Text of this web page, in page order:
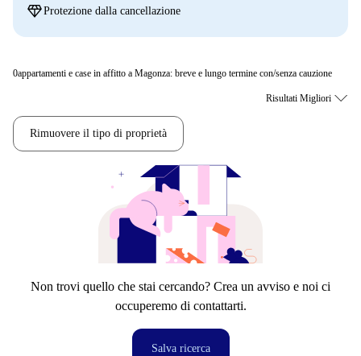
diamondProtezione dalla cancellazione
0appartamenti e case in affitto a Magonza: breve e lungo termine con/senza cauzione
Rimuovere il tipo di proprietà
Non trovi quello che stai cercando? Crea un avviso e noi ci
occuperemo di contattarti.
Salva ricerca